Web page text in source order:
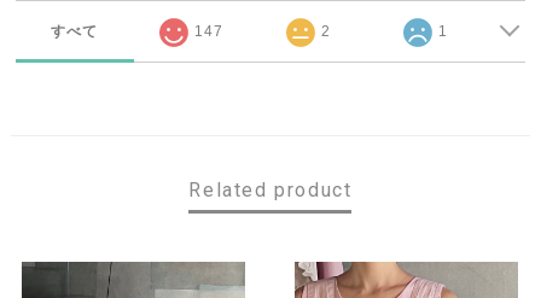
すべて 147 2 1
Related product